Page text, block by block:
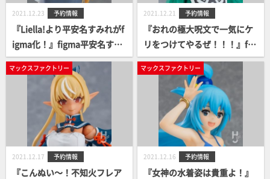
2021.12.23 予約情報
『Liella!より平安名すみれがf
igma化！』figma平安名すみ
れ案内開始！
2021.12.21 予約情報
『おれの極大呪文で一気にケ
リをつけてやるぜ！！！』fig
maポップ案内開始！
マックスファクトリー
2021.12.17 予約情報
『こんぬい～！不知火フレア
マックスファクトリー
2021.12.16 予約情報
『女神の水着姿は貴重よ！』